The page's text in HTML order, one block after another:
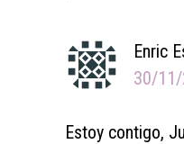
Enric
30/
Estoy contigo,